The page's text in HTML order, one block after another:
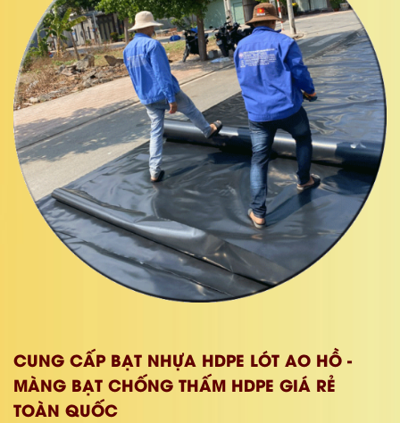
CUNG CẤP BẠT NHỰA HDPE LÓT AO HỒ -
MÀNG BẠT CHỐNG THẤM HDPE GIÁ RẺ
TOÀN QUỐC